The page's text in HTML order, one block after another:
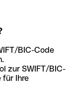
BIC-Code
zur SWIFT/BIC-
für Ihre